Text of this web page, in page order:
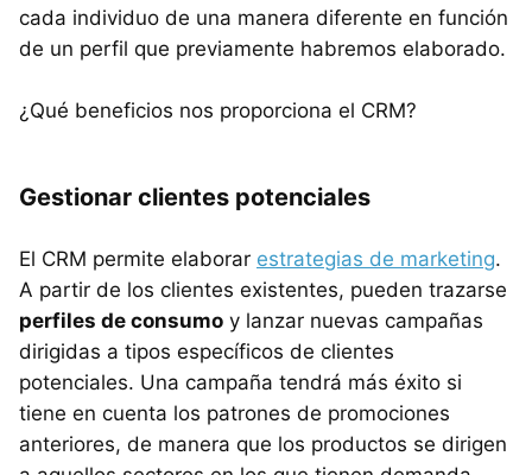
cada individuo de una manera diferente en función
de un perfil que previamente habremos elaborado.
¿Qué beneficios nos proporciona el CRM?
Gestionar clientes potenciales
El CRM permite elaborar estrategias de marketing.
A partir de los clientes existentes, pueden trazarse
perfiles de consumo y lanzar nuevas campañas
dirigidas a tipos específicos de clientes
potenciales. Una campaña tendrá más éxito si
tiene en cuenta los patrones de promociones
anteriores, de manera que los productos se dirigen